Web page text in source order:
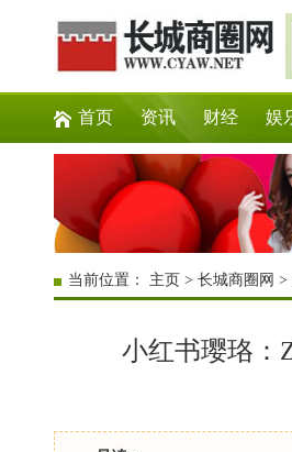
首页 资讯 财经 娱
当前位置： 主页 > 长城商圈网 >
小红书璎珞：